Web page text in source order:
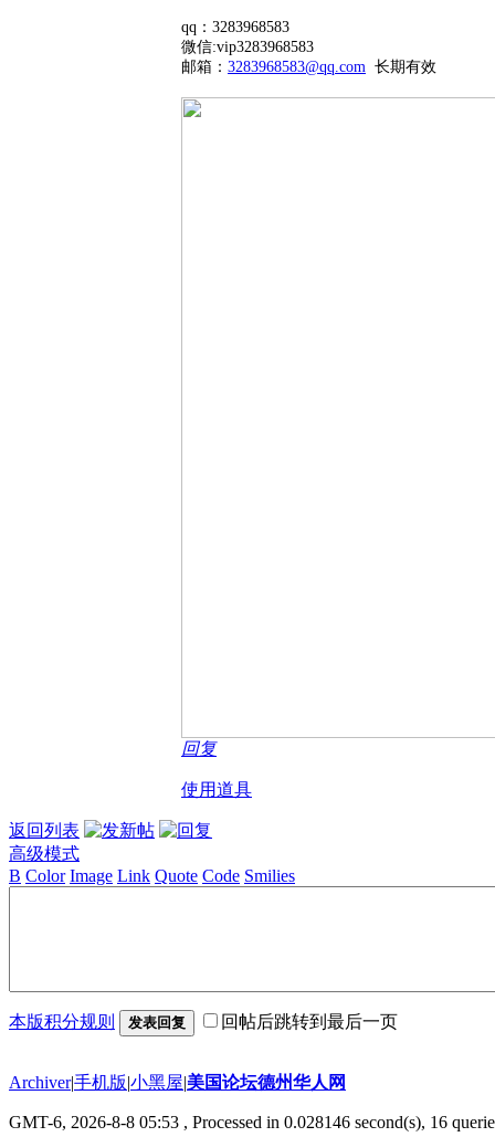
qq：3283968583
微信:vip3283968583
邮箱： 3283968583@qq.com 长期有效
回复
使用道具
返回列表
高级模式
B Color Image Link Quote Code Smilies
本版积分规则 发表回复 回帖后跳转到最后一页
Archiver|手机版|小黑屋|美国论坛德州华人网
GMT-6, 2026-8-8 05:53 , Processed in 0.028146 second(s), 16